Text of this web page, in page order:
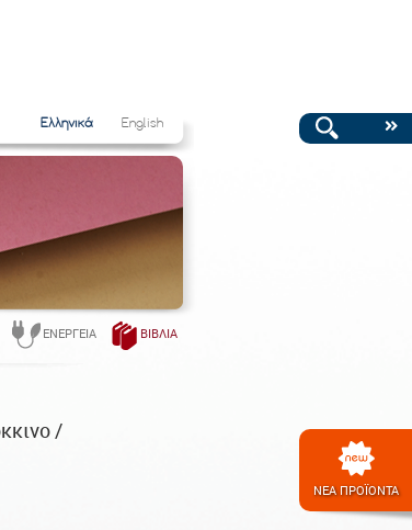
ΝΕΑ ΠΡΟΪΟΝΤΑ
Ελληνικά English
ΕΝΈΡΓΕΙΑ ΒΙΒΛΊΑ
/